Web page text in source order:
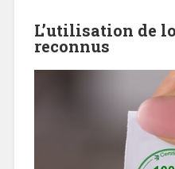
L’utilisation de
reconnus